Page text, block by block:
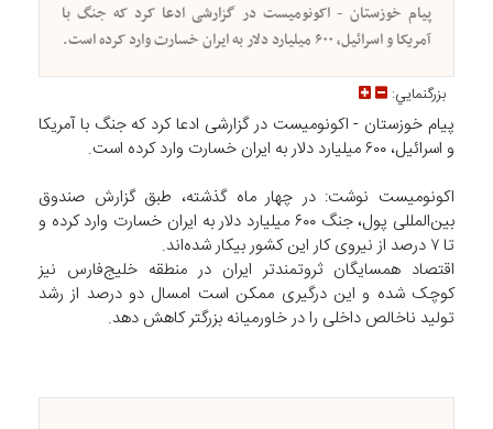
پیام خوزستان - اکونومیست در گزارشی ادعا کرد که جنگ با
آمریکا و اسرائیل، ۶۰۰ میلیارد دلار به ایران خسارت وارد کرده است.
بزرگنمايي:
پیام خوزستان - اکونومیست در گزارشی ادعا کرد که جنگ با آمریکا
و اسرائیل، ۶۰۰ میلیارد دلار به ایران خسارت وارد کرده است.
اکونومیست نوشت: در چهار ماه گذشته، طبق گزارش صندوق
بین‌المللی پول، جنگ ۶۰۰ میلیارد دلار به ایران خسارت وارد کرده و
تا ۷ درصد از نیروی کار این کشور بیکار شده‌اند.
اقتصاد همسایگان ثروتمندتر ایران در منطقه خلیج‌فارس نیز
کوچک شده و این درگیری ممکن است امسال دو درصد از رشد
تولید ناخالص داخلی را در خاورمیانه بزرگتر کاهش دهد.